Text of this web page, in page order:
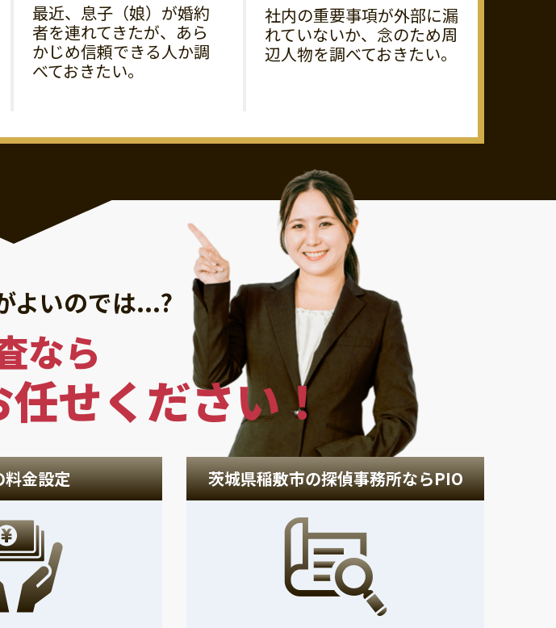
最近、息子（娘）が婚約
者を連れてきたが、あら
かじめ信頼できる人か調
べておきたい。
社内の重要事項が外部に漏
れていないか、念のため周
辺人物を調べておきたい。
よいのでは...?
なら
任せください！
料金設定 茨城県稲敷市の探偵事務所ならPIO